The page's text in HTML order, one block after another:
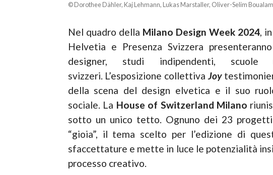
© Dorothee Dähler, Kaj Lehmann, Lukas Marstaller, Oliver-Selim
Nel quadro della Milano Design Week 2024,
Helvetia e Presenza Svizzera
designer, studi indipendenti,
svizzeri. L’esposizione collettiva Joy
della scena del design elvetica e il suo
sociale. La House of Switzerland Milano
sotto un unico tetto. Ognuno dei 23
“gioia”, il tema scelto per l’edizione di
sfaccettature e mette in luce le potenzialità
processo creativo.